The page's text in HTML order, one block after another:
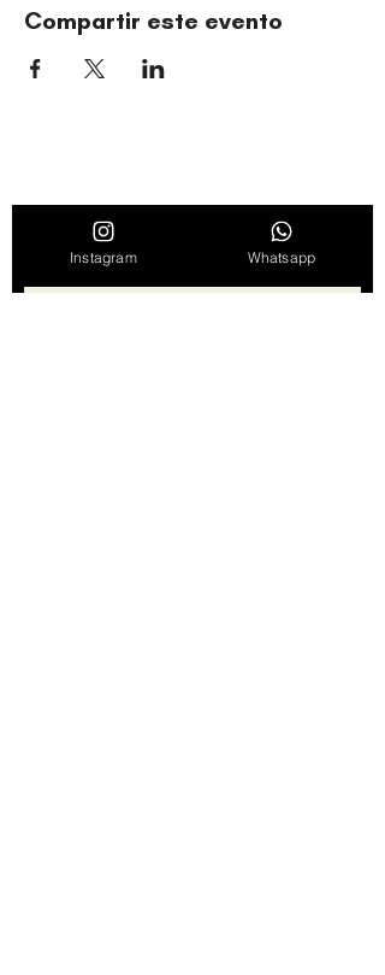
Compartir este evento
Entérate de novedades, noticias y
promociones suscribiéndote en nuestro
boletín semanal
Instagram Whatsapp